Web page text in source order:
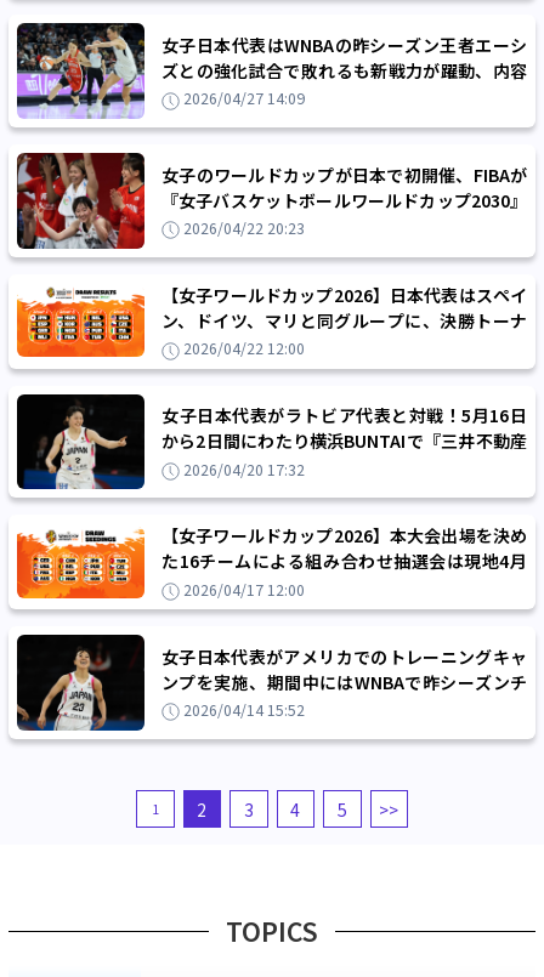
女子日本代表はWNBAの昨シーズン王者エーシ
ズとの強化試合で敗れるも新戦力が躍動、内容
面で大きな収穫を得る
2026/04/27 14:09
女子のワールドカップが日本で初開催、FIBAが
『女子バスケットボールワールドカップ2030』
の開催地を東京に決定！
2026/04/22 20:23
【女子ワールドカップ2026】日本代表はスペイ
ン、ドイツ、マリと同グループに、決勝トーナ
メント進出を懸けた対戦カードが揃う
2026/04/22 12:00
女子日本代表がラトビア代表と対戦！5月16日
から2日間にわたり横浜BUNTAIで『三井不動産
カップ2026 （神奈川大会）』開催
2026/04/20 17:32
【女子ワールドカップ2026】本大会出場を決め
た16チームによる組み合わせ抽選会は現地4月
21日に開催、日本の運命はいかに!?
2026/04/17 12:00
女子日本代表がアメリカでのトレーニングキャ
ンプを実施、期間中にはWNBAで昨シーズンチ
ャンピオンに輝いたエーシズなどと対戦予定
2026/04/14 15:52
1 2 3 4 5 >>
TOPICS